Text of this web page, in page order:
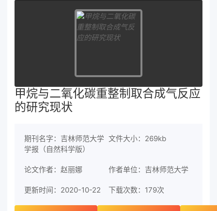
甲烷与二氧化碳重整制取合成气反应
的研究现状
期刊名字：吉林师范大学
学报（自然科学版）
文件大小：269kb
论文作者：赵丽娜 作者单位：吉林师范大学
更新时间：2020-10-22 下载次数： 179次